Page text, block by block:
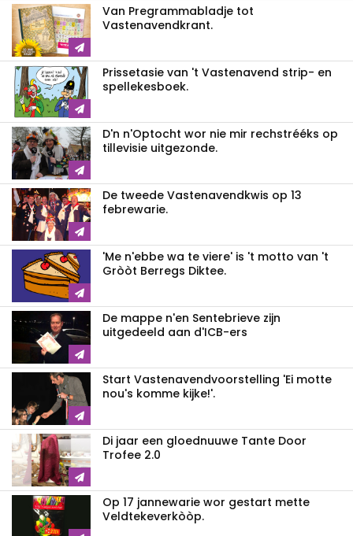
Van Pregrammabladje tot
Vastenavendkrant.
Prissetasie van 't Vastenavend strip- en
spellekesboek.
D'n n'Optocht wor nie mir rechstrééks op
tillevisie uitgezonde.
De tweede Vastenavendkwis op 13
febrewarie.
'Me n'ebbe wa te viere' is 't motto van 't
Gròòt Berregs Diktee.
De mappe n'en Sentebrieve zijn
uitgedeeld aan d'ICB-ers
Start Vastenavendvoorstelling 'Ei motte
nou's komme kijke!'.
Di jaar een gloednuuwe Tante Door
Trofee 2.0
Op 17 jannewarie wor gestart mette
Veldtekeverkòòp.